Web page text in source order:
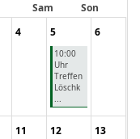
Sam
Son
4 5
10:00
Uhr
Treffen
Löschk
...
6
11 12 13